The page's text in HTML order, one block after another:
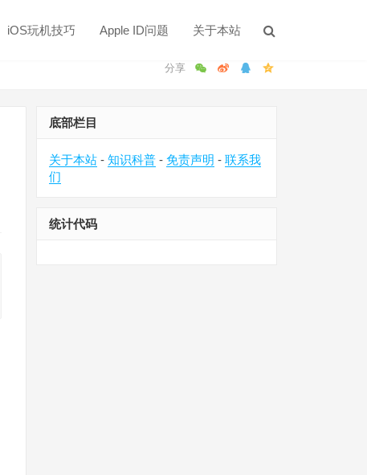
iOS玩机技巧 Apple ID问题 关于本站
底部栏目
关于本站 - 知识科普 - 免责声明 - 联系我
们
统计代码